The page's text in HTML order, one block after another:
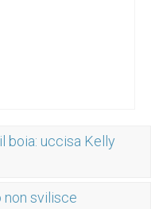
boia: uccisa Kelly
non svilisce